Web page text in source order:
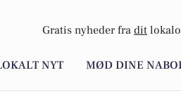
Gratis nyheder fra dit
NYT MØD DINE